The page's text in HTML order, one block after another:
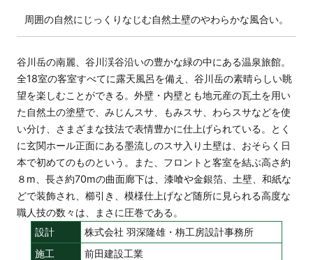
周囲の自然にじっくりなじむ自然土壁のやわらかな風合い。
谷川岳の南麗、谷川渓谷沿いの豊かな緑の中にある温泉旅館。
全18室の客室すべてに露天風呂を備え、谷川岳の素晴らしい眺
望を楽しむことができる。外壁・内壁とも地元産の瓦土を用い
た自然土の塗壁で、みじんスサ、もみスサ、わらスサなどを使
い分け、さまざまな技法で表情豊かに仕上げられている。とく
に玄関ホール正面にある墨流しのスサ入り土壁は、おそらく日
本で初めてのものという。また、フロントと客室を結ぶ高さ約
８m、長さ約70mの曲面廊下は、漆喰や金銀箔、土壁、和紙な
どで装飾され、櫛引き、模様仕上げなど随所に見られる高度な
職人技の数々は、まさに圧巻である。
設計
株式会社 羽深隆雄・栴工房設計事務所
施工
前田建設工業